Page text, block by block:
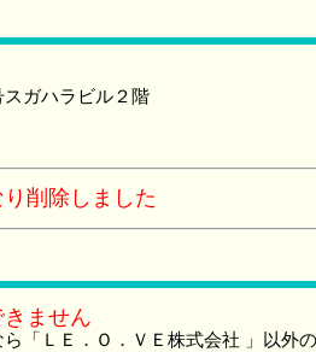
ガハラビル２階
削除しました
ません
「ＬＥ．Ｏ．ＶＥ株式会社 」以外